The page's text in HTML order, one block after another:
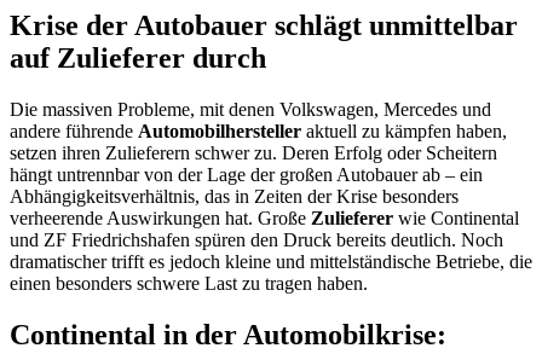
Krise der Autobauer schlägt unmittelbar
auf Zulieferer durch
Die massiven Probleme, mit denen Volkswagen, Mercedes und
andere führende Automobilhersteller aktuell zu kämpfen haben,
setzen ihren Zulieferern schwer zu. Deren Erfolg oder Scheitern
hängt untrennbar von der Lage der großen Autobauer ab – ein
Abhängigkeitsverhältnis, das in Zeiten der Krise besonders
verheerende Auswirkungen hat. Große Zulieferer wie Continental
und ZF Friedrichshafen spüren den Druck bereits deutlich. Noch
dramatischer trifft es jedoch kleine und mittelständische Betriebe, die
einen besonders schwere Last zu tragen haben.
Continental in der Automobilkrise: